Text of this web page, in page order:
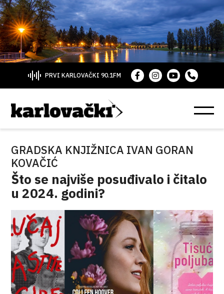
PRVI KARLOVAČKI 90.1FM
GRADSKA KNJIŽNICA IVAN GORAN
KOVAČIĆ
Što se najviše posuđivalo i čitalo
u 2024. godini?